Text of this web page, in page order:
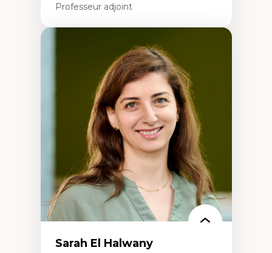
Professeur adjoint
Trajectoires migratoires
Migrations forcées
Études des frontières; Enjeux géopolitiques
des migrations
Politiques migratoires
Réfugiés
Demandeurs d’asile
Migrations irrégulières
Migrations temporaires
Migration et changement climatique
Migration et développement
Sarah El Halwany